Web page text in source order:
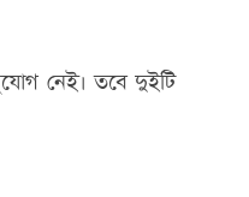
নেই। তবে দুইটি